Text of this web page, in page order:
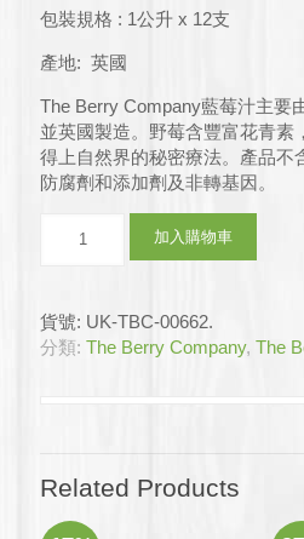
格：
格：
包裝規格 : 1公升 x 12支
產地: 英國
The Berry Company藍莓汁主要
並英國製造。野莓含豐富花青素
得上自然界的秘密療法。產品不
防腐劑和添加劑及非轉基因。
Berry
藍
莓
數
加入購物車
貨號: UK-TBC-00662.
分類: The Berry Company, The
Related Products